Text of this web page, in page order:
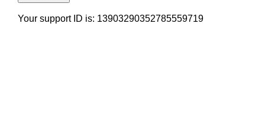
Your support ID is: 13903290352785559719